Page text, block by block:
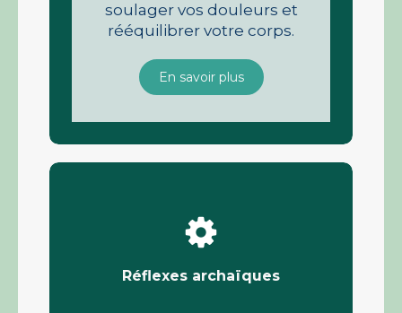
soulager vos douleurs et
rééquilibrer votre corps.
En savoir plus
Réflexes archaïques